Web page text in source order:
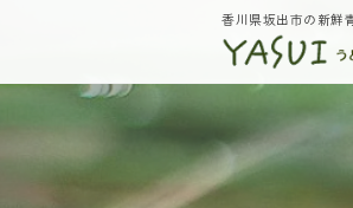
香川県坂出市の新鮮